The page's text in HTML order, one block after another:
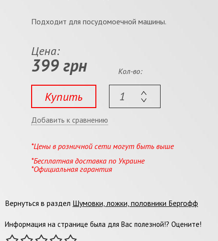
Подходит для посудомоечной машины.
Цена:
399 грн
Купить
Кол-во:
Добавить к сравнению
*Цены в розничной сети могут быть выше
*Бесплатная доставка по Украине
*Официальная гарантия
Вернуться в раздел Шумовки, ложки, половники Бергофф
Информация на странице была для Вас полезной!? Оцените!